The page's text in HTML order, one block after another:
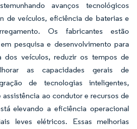
avanços tecnológicos
de veículos, eficiência de baterias e
Os fabricantes estão
pesquisa e desenvolvimento para
dos veículos, reduzir os tempos de
as capacidades gerais de
de tecnologias inteligentes,
ao condutor e recursos de
elevando a eficiência operacional
leves elétricos. Essas melhorias